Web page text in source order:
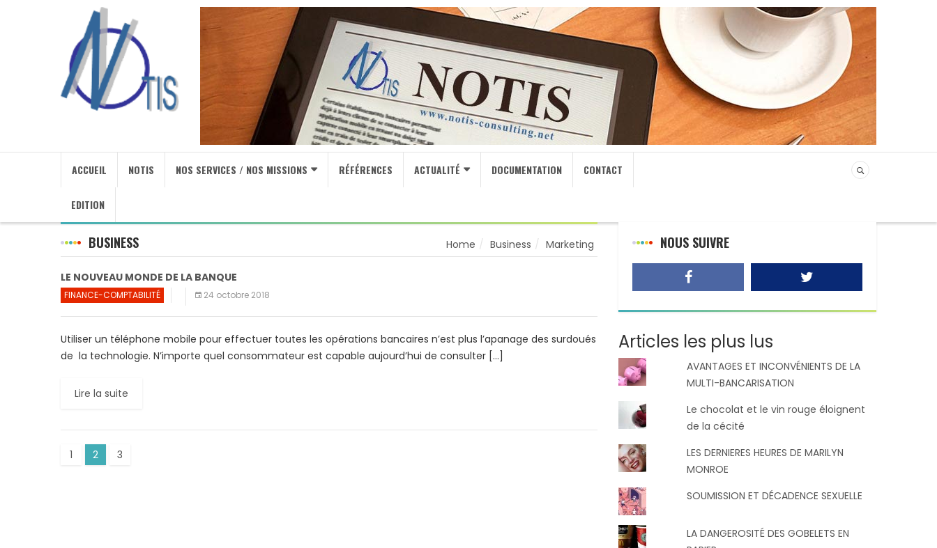
ACCUEIL NOTIS NOS SERVICES / NOS MISSIONS RÉFÉRENCES ACTUALITÉ DOCUMENTATION CONTACT
EDITION
BUSINESS Home Business Marketing
LE NOUVEAU MONDE DE LA BANQUE
FINANCE-COMPTABILITÉ 24 octobre 2018
Utiliser un téléphone mobile pour effectuer toutes les opérations bancaires n’est plus l’apanage des surdoués
de la technologie. N’importe quel consommateur est capable aujourd’hui de consulter […]
Lire la suite
1 2 3
NOUS SUIVRE
Articles les plus lus
AVANTAGES ET INCONVÉNIENTS DE LA
MULTI-BANCARISATION
Le chocolat et le vin rouge éloignent
de la cécité
LES DERNIERES HEURES DE MARILYN
MONROE
SOUMISSION ET DÉCADENCE SEXUELLE
LA DANGEROSITÉ DES GOBELETS EN